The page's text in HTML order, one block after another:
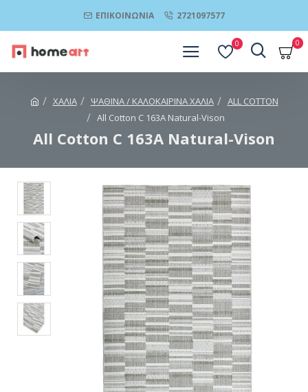
ΕΠΙΚΟΙΝΩΝΊΑ 2721097577
0 0
ΧΑΛΙΑ ΨΑΘΙΝΑ / ΚΑΛΟΚΑΙΡΙΝΑ ΧΑΛΙΑ
ALL COTTON
All Cotton C 163A Natural-Vison
All Cotton C 163A Natural-Vison